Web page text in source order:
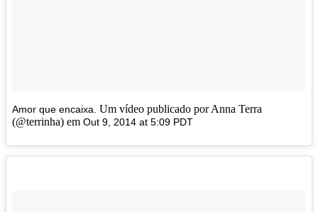
Amor que encaixa. Um vídeo publicado por Anna Terra
(@terrinha) em Out 9, 2014 at 5:09 PDT